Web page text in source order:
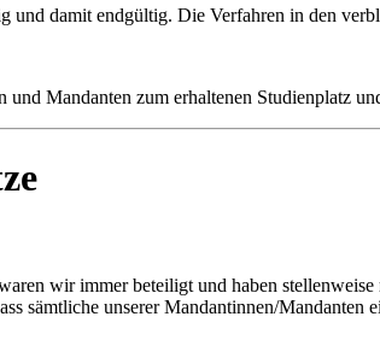
und damit endgültig. Die Verfahren in den
und Mandanten zum erhaltenen Studienplatz
wir immer beteiligt und haben
sämtliche unserer Mandantinnen/Mandanten